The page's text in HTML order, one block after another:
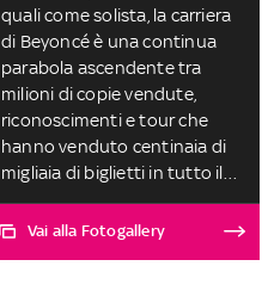
quali come solista, la carriera
di Beyoncé è una continua
parabola ascendente tra
milioni di copie vendute,
riconoscimenti e tour che
hanno venduto centinaia di
migliaia di biglietti in tutto il
mondo
Vai alla Fotogallery